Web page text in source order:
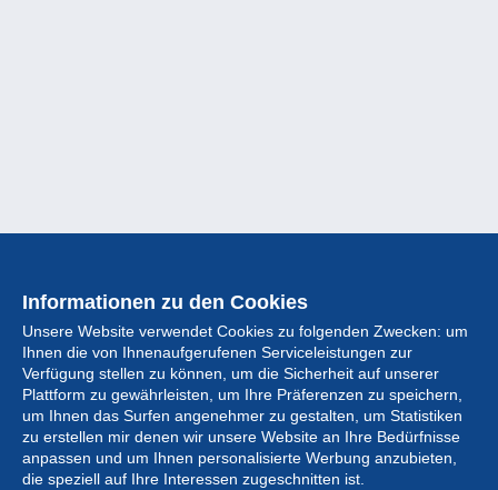
Informationen zu den Cookies
Unsere Website verwendet Cookies zu folgenden Zwecken: um
Ihnen die von Ihnenaufgerufenen Serviceleistungen zur
Verfügung stellen zu können, um die Sicherheit auf unserer
Plattform zu gewährleisten, um Ihre Präferenzen zu speichern,
um Ihnen das Surfen angenehmer zu gestalten, um Statistiken
zu erstellen mir denen wir unsere Website an Ihre Bedürfnisse
anpassen und um Ihnen personalisierte Werbung anzubieten,
die speziell auf Ihre Interessen zugeschnitten ist.
Sammlung